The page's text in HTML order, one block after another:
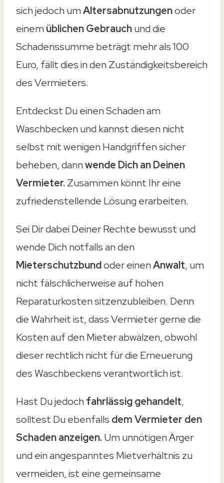
sich jedoch umAltersabnutzungenoder
einemüblichen Gebrauchund die
Schadenssumme beträgt mehr als 100
Euro, fällt dies in den Zuständigkeitsbereich
des Vermieters.
Entdeckst Du einen Schaden am
Waschbecken und kannst diesen nicht
selbst mit wenigen Handgriffen sicher
beheben, dannwende Dich an Deinen
Vermieter.Zusammen könnt Ihr eine
zufriedenstellende Lösung erarbeiten.
Sei Dir dabei Deiner Rechte bewusst und
wende Dich notfalls an den
Mieterschutzbundoder einenAnwalt, um
nicht fälschlicherweise auf hohen
Reparaturkosten sitzenzubleiben. Denn
die Wahrheit ist, dass Vermieter gerne die
Kosten auf den Mieter abwälzen, obwohl
dieser rechtlich nicht für die Erneuerung
des Waschbeckens verantwortlich ist.
Hast Du jedochfahrlässig gehandelt,
solltest Du ebenfalls dem Vermieter den
Schaden anzeigen.Um unnötigen Ärger
und ein angespanntes Mietverhältnis zu
vermeiden, ist eine gemeinsame